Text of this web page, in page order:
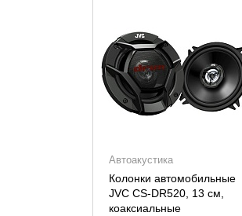
Автоакустика
Колонки автомобильные
JVC CS-DR520, 13 см,
коаксиальные